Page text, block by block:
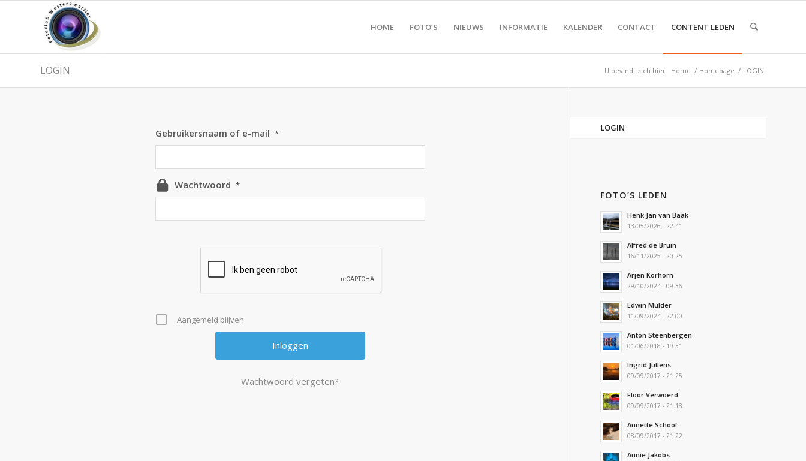
HOME FOTO’S NIEUWS INFORMATIE KALENDER CONTACT CONTENT LEDEN
LOGIN U bevindt zich hier: Home / Homepage / LOGIN
Gebruikersnaam of e-mail *
Wachtwoord *
Aangemeld blijven
Wachtwoord vergeten?
LOGIN
FOTO’S LEDEN
Henk Jan van Baak
13/05/2026 - 22:41
Alfred de Bruin
16/11/2025 - 20:25
Arjen Korhorn
29/10/2024 - 09:36
Edwin Mulder
11/09/2024 - 22:00
Anton Steenbergen
01/06/2018 - 19:31
Ingrid Jullens
09/09/2017 - 21:25
Floor Verwoerd
09/09/2017 - 21:18
Annette Schoof
08/09/2017 - 21:22
Annie Jakobs